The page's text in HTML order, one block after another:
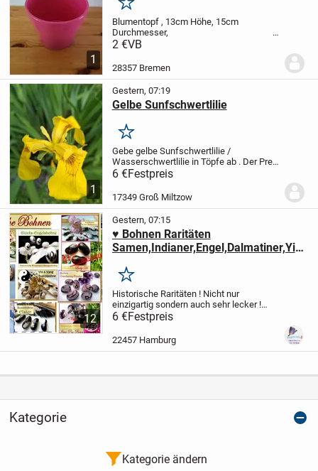
1
Merken
Blumentopf , 13cm Höhe, 15cm
Durchmesser,
2 €VB
28357 Bremen
1
Gestern, 07:19
Gelbe Sunfschwertlilie
Merken
Gebe gelbe Sunfschwertlilie /
Wasserschwertlilie in Töpfe ab . Der Preis
ist pro Topf. Nur an Selstabholer.
6 €Festpreis
17349 Groß Miltzow
12
Gestern, 07:15
♥ Bohnen Raritäten
Samen,Indianer,Engel,Dalmatiner,Yin
Tulpenstolz Alte Sorten
Merken
Historische Raritäten ! Nicht nur
einzigartig sondern auch sehr lecker !
Etwas ganz Besonderes !
siehe ARTIKELBESCHREIBUNG --> unten.
..Alle meine Saatgut-Schätzchen
stammen aus meinem...
6 €Festpreis
22457 Hamburg
Kategorie
Kategorie ändern